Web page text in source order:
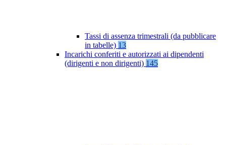
Tassi di assenza trimestrali (da pubblicare
in tabelle) 13
Incarichi conferiti e autorizzati ai dipendenti
(dirigenti e non dirigenti) 145